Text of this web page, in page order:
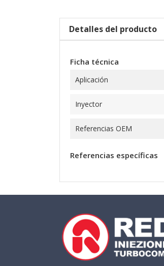
Detalles del producto
Ficha técnica
Aplicación
Inyector
Referencias OEM
Referencias específicas